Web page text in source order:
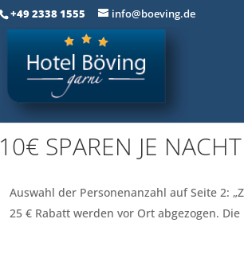
+49 2338 1555 info@boeving.de
10€ SPAREN JE
Auswahl der Personenanzahl auf Seite 2:
25 € Rabatt werden vor Ort abgezogen.